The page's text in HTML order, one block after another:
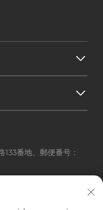
番地、郵便番号：